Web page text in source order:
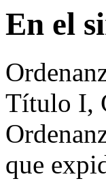
En el
Título I,
que